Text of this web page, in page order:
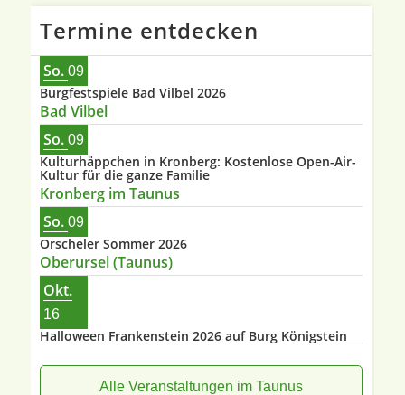
Termine entdecken
So. 09
Burgfestspiele Bad Vilbel 2026
Bad Vilbel
So. 09
Kulturhäppchen in Kronberg: Kostenlose Open-Air-
Kultur für die ganze Familie
Kronberg im Taunus
So. 09
Orscheler Sommer 2026
Oberursel (Taunus)
Okt.
16
Halloween Frankenstein 2026 auf Burg Königstein
Alle Veranstaltungen im Taunus